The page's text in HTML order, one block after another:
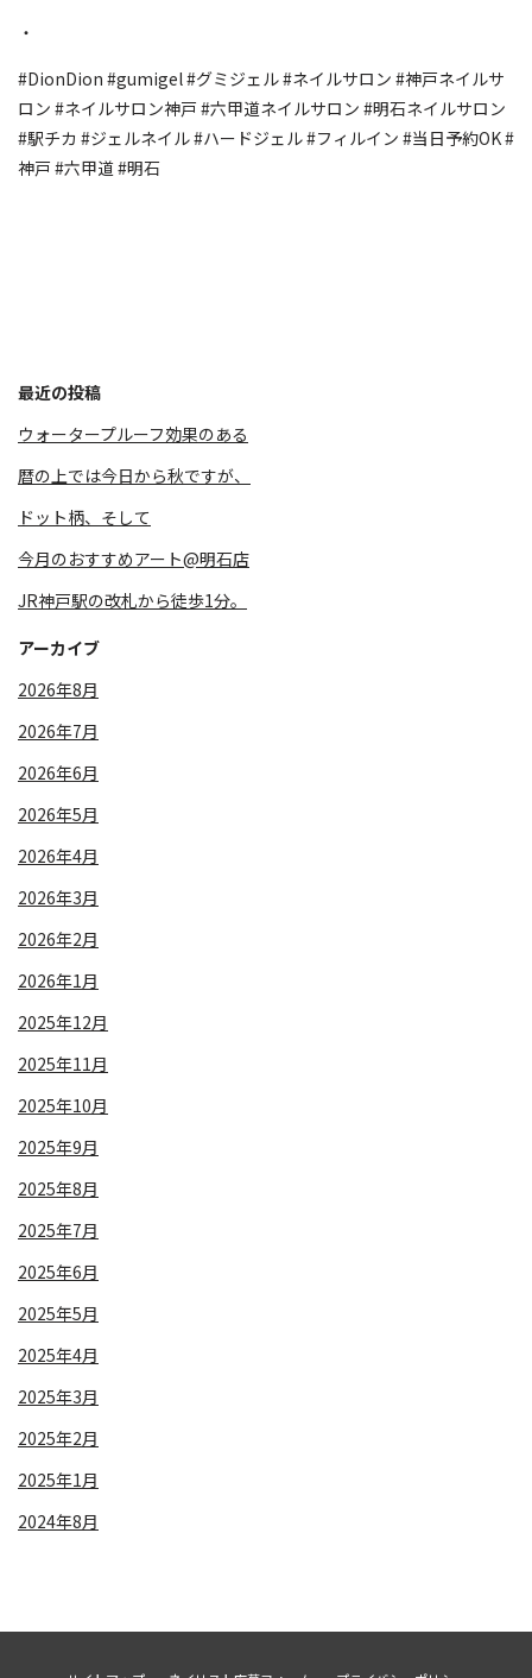
・
#DionDion #gumigel #グミジェル #ネイルサロン #神戸ネイルサ
ロン #ネイルサロン神戸 #六甲道ネイルサロン #明石ネイルサロン
#駅チカ #ジェルネイル #ハードジェル #フィルイン #当日予約OK #
神戸 #六甲道 #明石
最近の投稿
ウォータープルーフ効果のある
暦の上では今日から秋ですが、
⁡ドット柄、そして
今月のおすすめアート@明石店
JR神戸駅の改札から徒歩1分。
アーカイブ
2026年8月
2026年7月
2026年6月
2026年5月
2026年4月
2026年3月
2026年2月
2026年1月
2025年12月
2025年11月
2025年10月
2025年9月
2025年8月
2025年7月
2025年6月
2025年5月
2025年4月
2025年3月
2025年2月
2025年1月
2024年8月